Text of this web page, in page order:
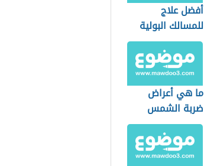
أفضل علاج
للمسالك البولية
ما هي أعراض
ضربة الشمس